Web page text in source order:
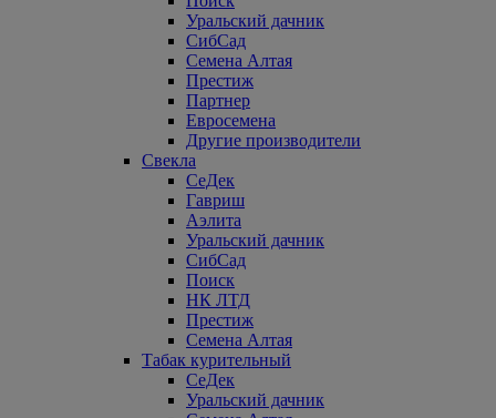
Уральский дачник
СибСад
Семена Алтая
Престиж
Партнер
Евросемена
Другие производители
Свекла
СеДек
Гавриш
Аэлита
Уральский дачник
СибСад
Поиск
НК ЛТД
Престиж
Семена Алтая
Табак курительный
СеДек
Уральский дачник